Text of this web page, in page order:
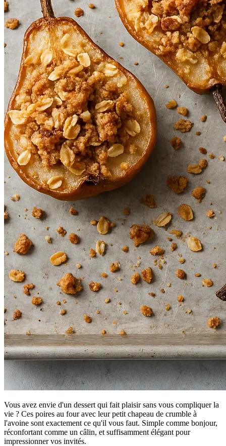
Vous avez envie d'un dessert qui fait plaisir sans vous compliquer la
vie ? Ces poires au four avec leur petit chapeau de crumble à
l'avoine sont exactement ce qu'il vous faut. Simple comme bonjour,
réconfortant comme un câlin, et suffisamment élégant pour
impressionner vos invités.